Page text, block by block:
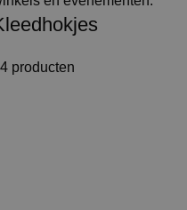
producten